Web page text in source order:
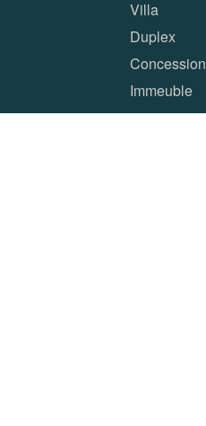
Villa
Duplex
Concession
Immeuble